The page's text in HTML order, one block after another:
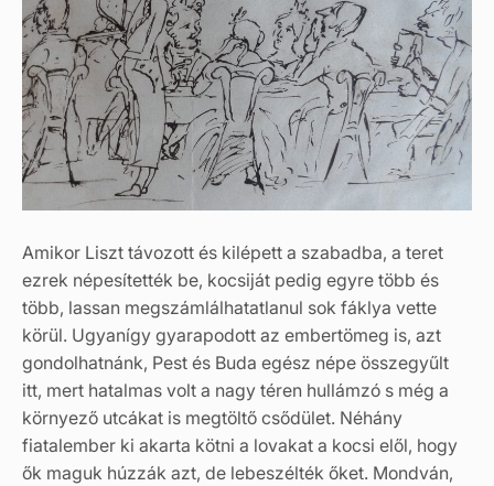
Amikor Liszt távozott és kilépett a szabadba, a teret
ezrek népesítették be, kocsiját pedig egyre több és
több, lassan megszámlálhatatlanul sok fáklya vette
körül. Ugyanígy gyarapodott az embertömeg is, azt
gondolhatnánk, Pest és Buda egész népe összegyűlt
itt, mert hatalmas volt a nagy téren hullámzó s még a
környező utcákat is megtöltő csődület. Néhány
fiatalember ki akarta kötni a lovakat a kocsi elől, hogy
ők maguk húzzák azt, de lebeszélték őket. Mondván,